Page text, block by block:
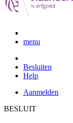
menu
Besluiten
Help
Aanmelden
BESLUIT